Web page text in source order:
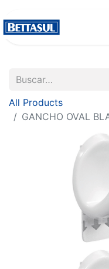
All Products
GANCHO OVAL